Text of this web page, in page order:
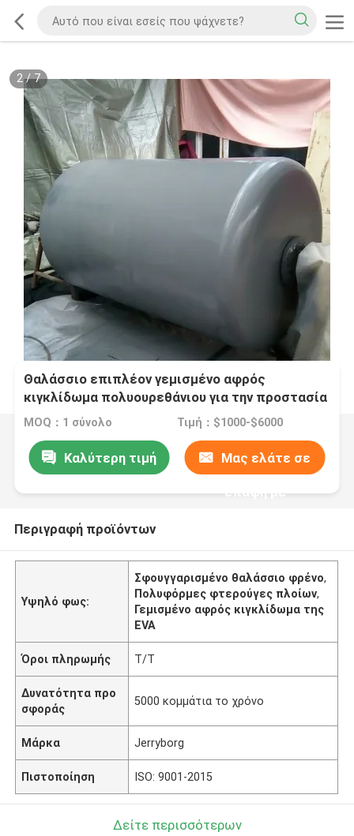
2/7
Θαλάσσιο επιπλέον γεμισμένο αφρός
κιγκλίδωμα πολυουρεθάνιου για την προστασία
σκαφών
MOQ：1 σύνολο Τιμή：$1000-$6000
Καλύτερη τιμή Μας ελάτε σε
επαφή με
Περιγραφή προϊόντων
Υψηλό φως:
Σφουγγαρισμένο θαλάσσιο φρένο,
Πολυφόρμες φτερούγες πλοίων,
Γεμισμένο αφρός κιγκλίδωμα της
EVA
Όροι πληρωμής T/T
Δυνατότητα προ
σφοράς
5000 κομμάτια το χρόνο
Μάρκα Jerryborg
Πιστοποίηση ISO: 9001-2015
Δείτε περισσότερων